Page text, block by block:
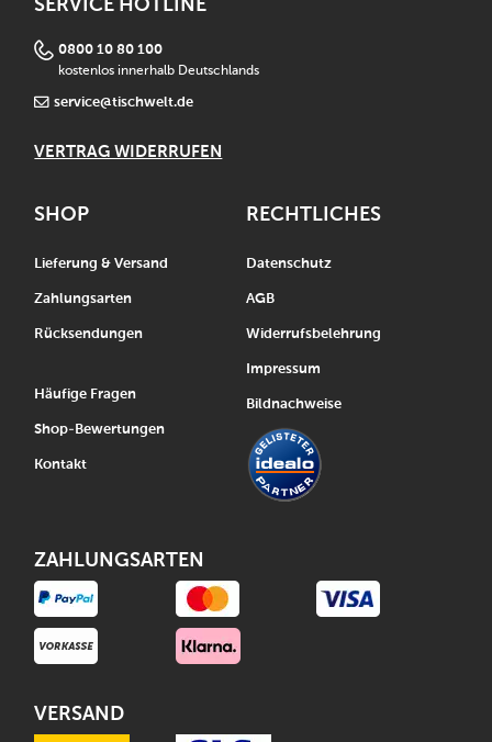
SERVICE HOTLINE
0800 10 80 100
kostenlos innerhalb Deutschlands
service@tischwelt.de
VERTRAG WIDERRUFEN
SHOP
Lieferung & Versand
Zahlungsarten
Rücksendungen
Häufige Fragen
Shop-Bewertungen
Kontakt
RECHTLICHES
Datenschutz
AGB
Widerrufsbelehrung
Impressum
Bildnachweise
ZAHLUNGSARTEN
VERSAND